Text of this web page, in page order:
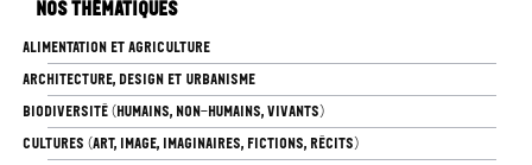
Nos thématiques
ALIMENTATION ET AGRICULTURE
ARCHITECTURE, DESIGN ET URBANISME
BIODIVERSITÉ (HUMAINS, NON-HUMAINS, VIVANTS)
CULTURES (ART, IMAGE, IMAGINAIRES, FICTIONS, RÉCITS)